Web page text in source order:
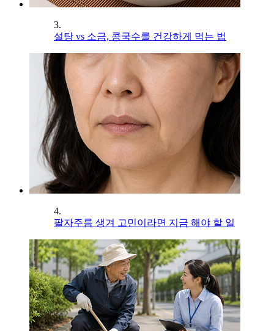
3.
설탕 vs 소금, 콩국수를 건강하게 먹는 법
4.
팔자주름 생겨 고민이라면 지금 해야 할 일